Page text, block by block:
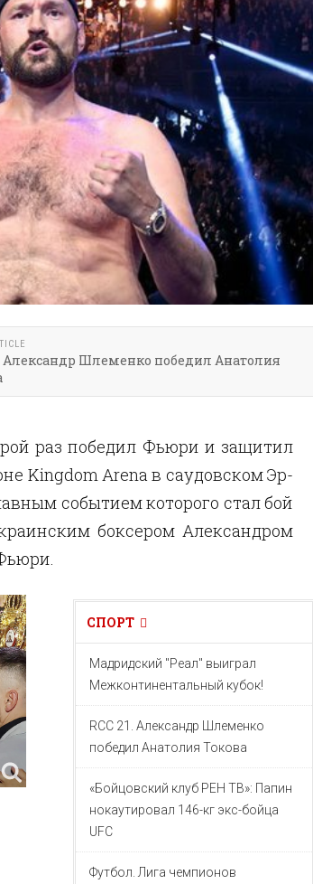
Александр Шлеменко победил Анатолия
раз победил Фьюри и защитил
Kingdom Arena в саудовском Эр-
событием которого стал бой
боксером Александром
СПОРТ
Мадридский "Реал" выиграл
Межконтинентальный кубок!
RCC 21. Александр Шлеменко
победил Анатолия Токова
«Бойцовский клуб РЕН ТВ»: Папин
нокаутировал 146-кг экс-бойца
UFC
Футбол. Лига чемпионов